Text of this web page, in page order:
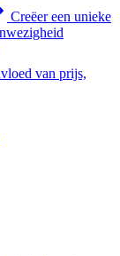
Creëer een unieke
van prijs,